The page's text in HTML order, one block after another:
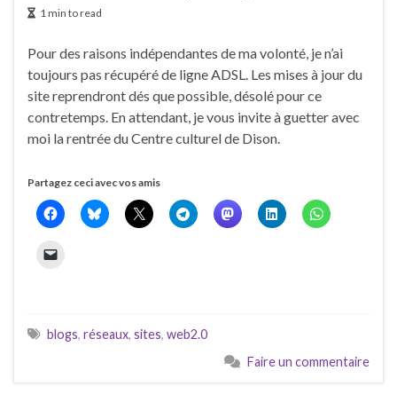
1 min to read
Pour des raisons indépendantes de ma volonté, je n’ai
toujours pas récupéré de ligne ADSL. Les mises à jour du
site reprendront dés que possible, désolé pour ce
contretemps. En attendant, je vous invite à guetter avec
moi la rentrée du Centre culturel de Dison.
Partagez ceci avec vos amis
blogs, réseaux, sites, web2.0
Faire un commentaire